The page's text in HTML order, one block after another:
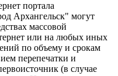
портала
Архангельск" могут
массовой
или на любых иных
по объему и срокам
перепечатки и
(в случае